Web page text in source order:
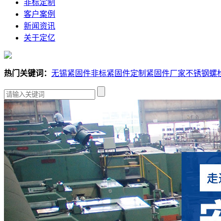
非标定制
客户案例
新闻资讯
关于定亿
热门关键词： 无锡紧固件非标紧固件定制 紧固件厂家不锈钢螺